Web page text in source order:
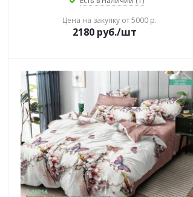
Цена на закупку от 5000 р.
2180 руб./шт